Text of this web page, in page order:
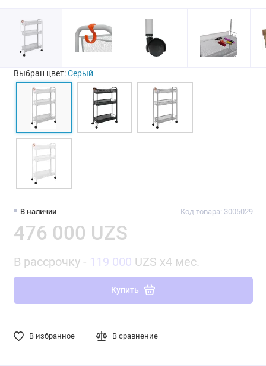
В наличии Код товара: 3005029
476 000 UZS
В рассрочку - 119 000 UZS x4 мес.
Купить
В избранное В сравнение
Выбран цвет:Серый